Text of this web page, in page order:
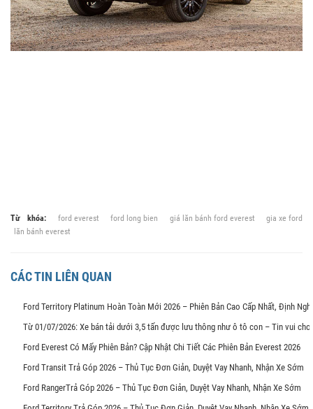
Từ khóa: ford everest ford long bien giá lăn bánh ford everest
gia xe ford
lăn bánh everest
CÁC TIN LIÊN QUAN
Ford Territory Platinum Hoàn Toàn Mới 2026 – Phiên Bản Cao Cấp Nhất, Định
Từ 01/07/2026: Xe bán tải dưới 3,5 tấn được lưu thông như ô tô con – Tin vui cho
Ford Everest Có Mấy Phiên Bản? Cập Nhật Chi Tiết Các Phiên Bản Everest 2026
Ford Transit Trả Góp 2026 – Thủ Tục Đơn Giản, Duyệt Vay Nhanh, Nhận Xe Sớm
Ford RangerTrả Góp 2026 – Thủ Tục Đơn Giản, Duyệt Vay Nhanh, Nhận Xe Sớm